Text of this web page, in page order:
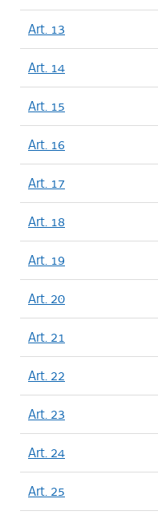
Art. 13
Art. 14
Art. 15
Art. 16
Art. 17
Art. 18
Art. 19
Art. 20
Art. 21
Art. 22
Art. 23
Art. 24
Art. 25